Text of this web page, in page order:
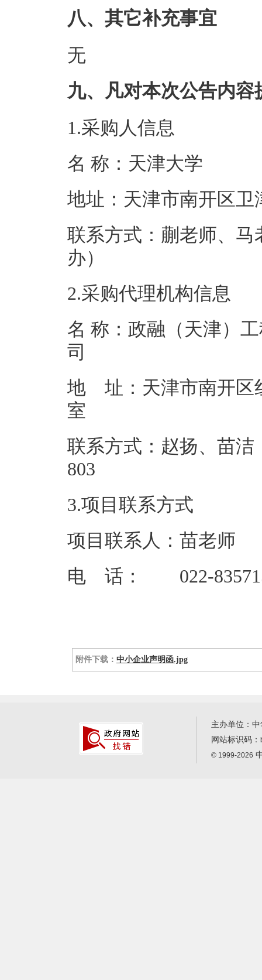
八、其它补充事宜
无
九、凡对本次公告内
1.采购人信息
名 称：天津
地址：天津市
联系方式：蒯老师、马
办）
2.采购代理机构信息
名 称：政融（天津）
地 址：天津市南开区
联系方式：赵扬、苗洁
3.项目联系方式
项目联系人：苗老师
电 话： 022-
附件下载： 中小企业声明函.jpg
主办单位：
网站标识码：
© 1999-2026